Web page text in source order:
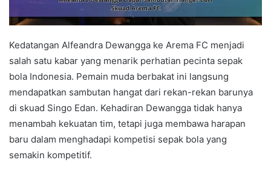
Kedatangan Alfeandra Dewangga ke Arema FC menjadi
salah satu kabar yang menarik perhatian pecinta sepak
bola Indonesia. Pemain muda berbakat ini langsung
mendapatkan sambutan hangat dari rekan-rekan barunya
di skuad Singo Edan. Kehadiran Dewangga tidak hanya
menambah kekuatan tim, tetapi juga membawa harapan
baru dalam menghadapi kompetisi sepak bola yang
semakin kompetitif.